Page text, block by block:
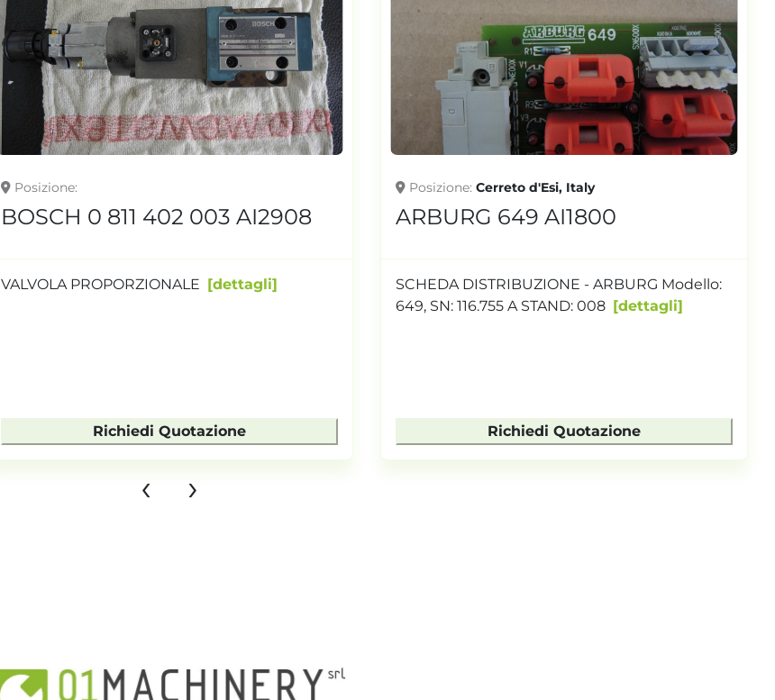
Posizione
BOSCH 0 811 402 003 AI2908
VALVOLA PROPORZIONALE dettagli
Richiedi Quotazione
Posizione Cerreto d'Esi, Italy
ARBURG 649 AI1800
SCHEDA DISTRIBUZIONE - ARBURG Modello:
649, SN: 116.755 A STAND: 008
dettagli
Richiedi Quotazione
‹ ›